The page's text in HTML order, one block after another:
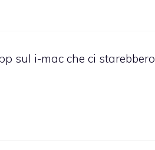
sul i-mac che ci starebbero